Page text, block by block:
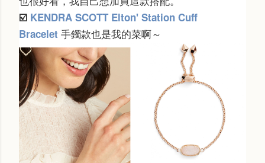
☑️ KENDRA SCOTT Elton' Station Cuff
Bracelet 手鐲款也是我的菜啊～